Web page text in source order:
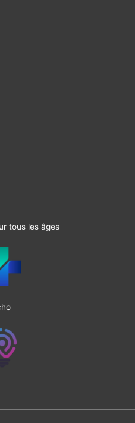
tous les âges